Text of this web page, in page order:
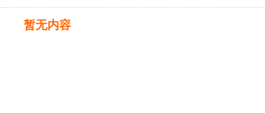
暂无内容